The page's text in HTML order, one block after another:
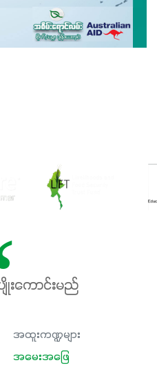
ျိုးကောင်းမည်
အထူးကဏ္ဍများ
အမေးအဖြေ